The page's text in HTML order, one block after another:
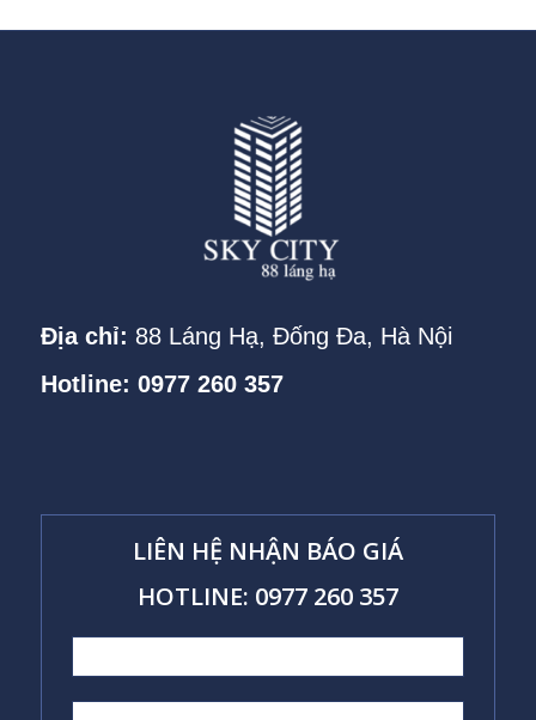
Địa chỉ: 88 Láng Hạ, Đống Đa, Hà Nội
Hotline: 0977 260 357
LIÊN HỆ NHẬN BÁO GIÁ
HOTLINE: 0977 260 357